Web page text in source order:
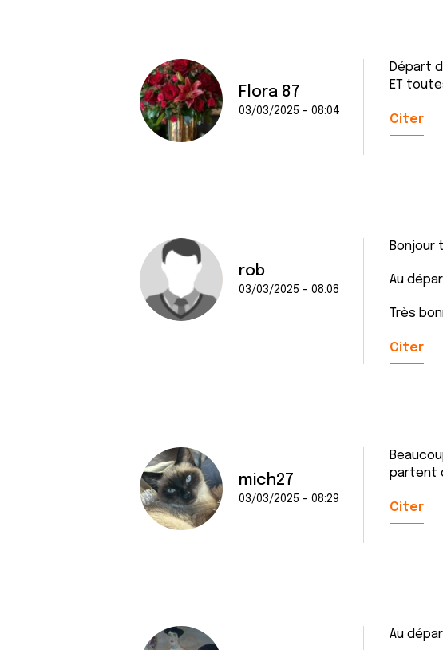
Flora 87
03/03/2025 - 08:04
Départ
ET
Citer
rob
03/03/2025 - 08:08
Bonjour
Au
Très
Citer
mich27
03/03/2025 - 08:29
partent
Citer
Au